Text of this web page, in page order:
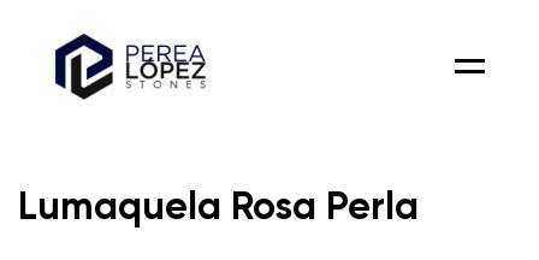
Menu
Lumaquela Rosa Perla